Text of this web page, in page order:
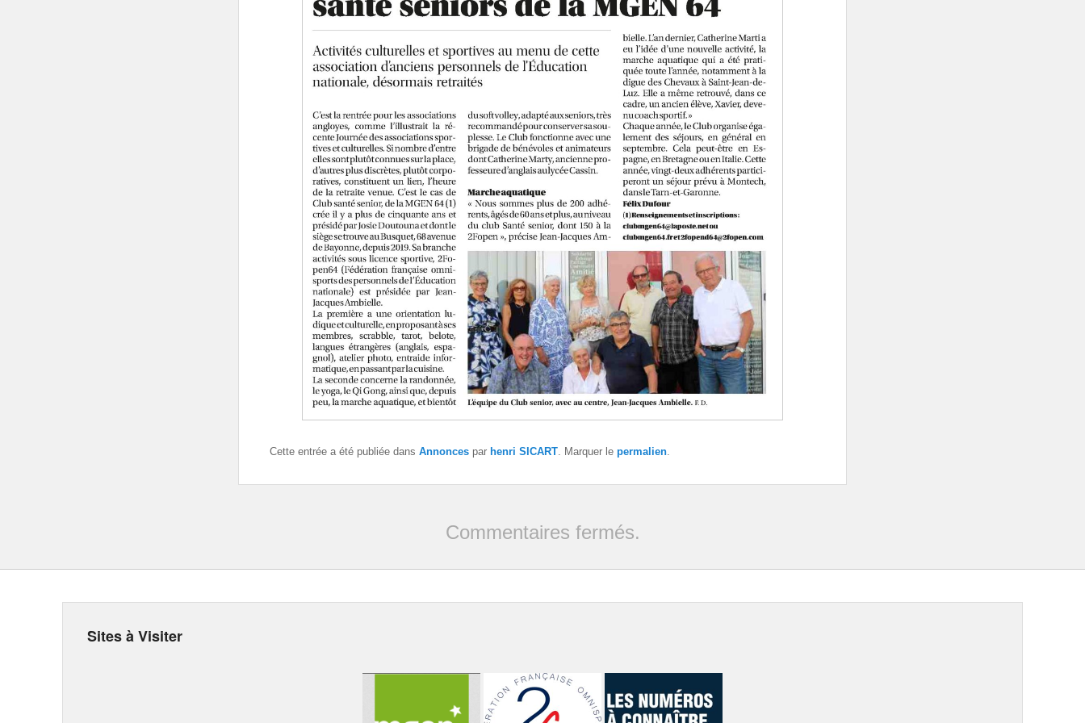
Cette entrée a été publiée dans Annoncespar henri SICART. Marquer le permalien.
Commentaires fermés.
Sites à Visiter